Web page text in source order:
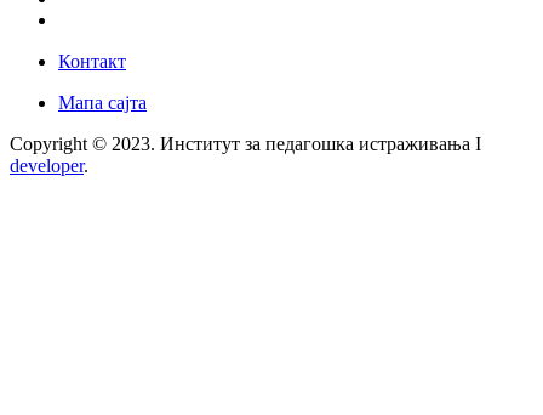
Контакт
Мапа сајта
Copyright © 2023. Институт за педагошка истраживања I
developer.